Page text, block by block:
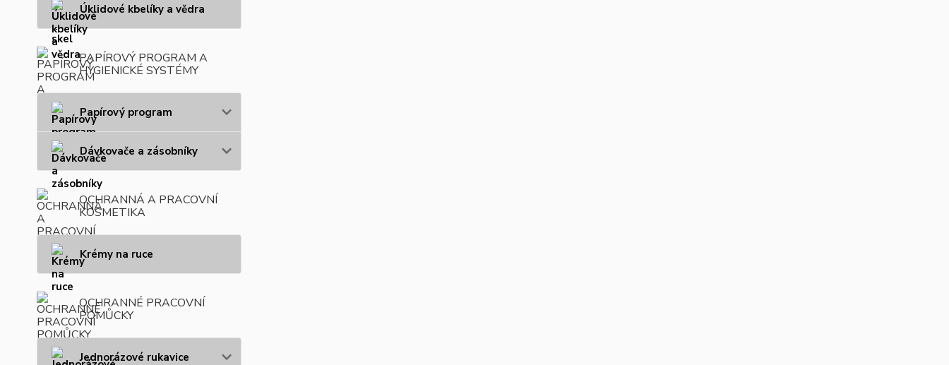
Úklidové kbelíky a vědra
PAPÍROVÝ PROGRAM A
HYGIENICKÉ SYSTÉMY
Papírový program
Dávkovače a zásobníky
OCHRANNÁ A PRACOVNÍ
KOSMETIKA
Krémy na ruce
OCHRANNÉ PRACOVNÍ
POMŮCKY
Jednorázové rukavice